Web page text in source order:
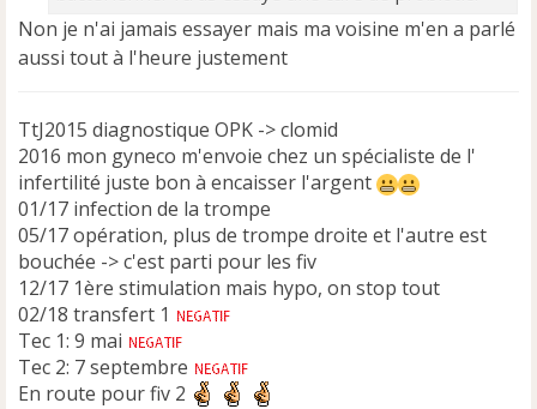
u
Non je n'ai jamais essayer mais ma voisine m'en a parlé
aussi tout à l'heure justement
TtJ2015 diagnostique OPK -> clomid
2016 mon gyneco m'envoie chez un spécialiste de l'
infertilité juste bon à encaisser l'argent
01/17 infection de la trompe
05/17 opération, plus de trompe droite et l'autre est
bouchée -> c'est parti pour les fiv
12/17 1ère stimulation mais hypo, on stop tout
02/18 transfert 1
Tec 1: 9 mai
Tec 2: 7 septembre
En route pour fiv 2